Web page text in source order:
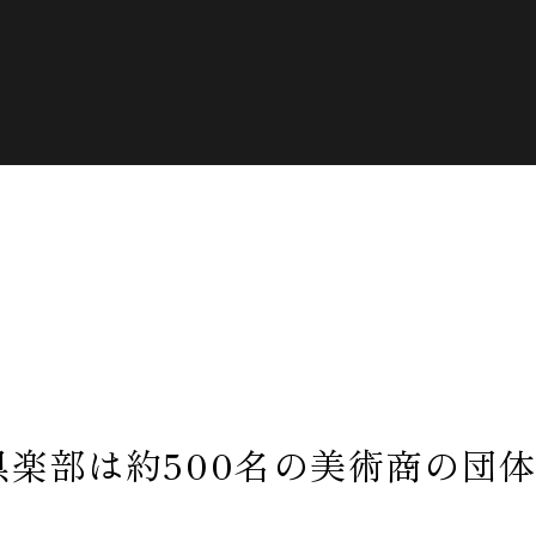
部は約500名の美術商の団